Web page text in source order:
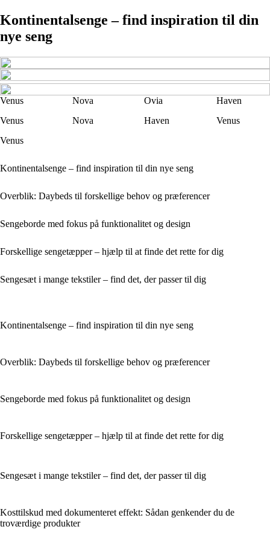
Kontinentalsenge – find inspiration til din
nye seng
Venus Nova Ovia
Haven
Venus
Nova Haven
Venus
Venus
Kontinentalsenge – find inspiration til din nye seng
Overblik: Daybeds til forskellige behov og præferencer
Sengeborde med fokus på funktionalitet og design
Forskellige sengetæpper – hjælp til at finde det rette for dig
Sengesæt i mange tekstiler – find det, der passer til dig
Kontinentalsenge – find inspiration til din nye seng
Overblik: Daybeds til forskellige behov og præferencer
Sengeborde med fokus på funktionalitet og design
Forskellige sengetæpper – hjælp til at finde det rette for dig
Sengesæt i mange tekstiler – find det, der passer til dig
Kosttilskud med dokumenteret effekt: Sådan genkender du de
troværdige produkter